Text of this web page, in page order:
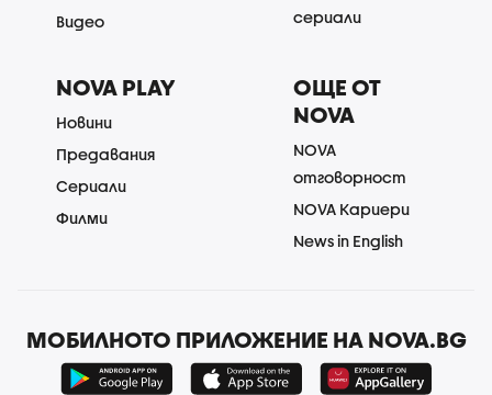
Видео
сериали
NOVA PLAY
Новини
Предавания
Сериали
Филми
ОЩЕ ОТ
NOVA
NOVA
отговорност
NOVA Кариери
News in English
МОБИЛНОТО ПРИЛОЖЕНИЕ НА NOVA.BG